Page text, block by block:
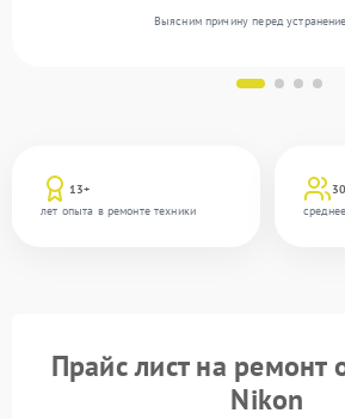
13+
лет опыта в ремонте техники
Выясним причину перед
Прайс лист на ремонт
Nikon